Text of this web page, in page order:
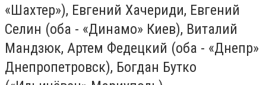
«Шахтер»), Евгений Хачериди, Евгений
Селин (оба - «Динамо» Киев), Виталий
Мандзюк, Артем Федецкий (оба - «Днепр»
Днепропетровск), Богдан Бутко